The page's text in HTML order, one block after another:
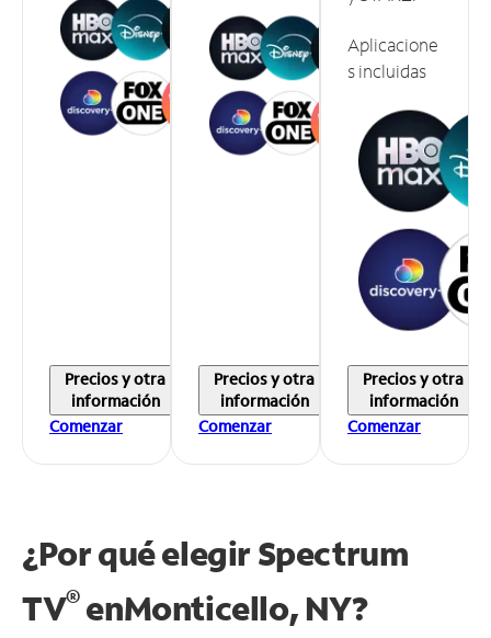
Precios y otra
información
Comenzar
Precios y otra
información
Comenzar
Aplicacione
s incluidas
Precios y otra
información
Comenzar
¿Por qué elegir Spectrum
TV®enMonticello, NY?